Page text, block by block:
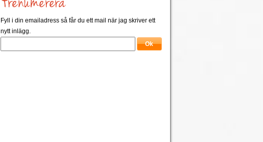
Fyll i din emailadress så får du ett mail när jag skriver ett
nytt inlägg.